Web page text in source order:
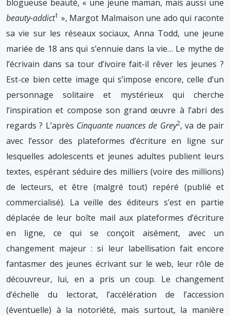
blogueuse beauté, « une jeune maman, mais aussi une
beauty-addict1 », Margot Malmaison une ado qui raconte
sa vie sur les réseaux sociaux, Anna Todd, une jeune
mariée de 18 ans qui s’ennuie dans la vie… Le mythe de
l’écrivain dans sa tour d’ivoire fait-il rêver les jeunes ?
Est-ce bien cette image qui s’impose encore, celle d’un
personnage solitaire et mystérieux qui cherche
l’inspiration et compose son grand œuvre à l’abri des
regards ? L’après Cinquante nuances de Grey2, va de pair
avec l’essor des plateformes d’écriture en ligne sur
lesquelles adolescents et jeunes adultes publient leurs
textes, espérant séduire des milliers (voire des millions)
de lecteurs, et être (malgré tout) repéré (publié et
commercialisé). La veille des éditeurs s’est en partie
déplacée de leur boîte mail aux plateformes d’écriture
en ligne, ce qui se conçoit aisément, avec un
changement majeur : si leur labellisation fait encore
fantasmer des jeunes écrivant sur le web, leur rôle de
découvreur, lui, en a pris un coup. Le changement
d’échelle du lectorat, l’accélération de l’accession
(éventuelle) à la notoriété, mais surtout, la manière